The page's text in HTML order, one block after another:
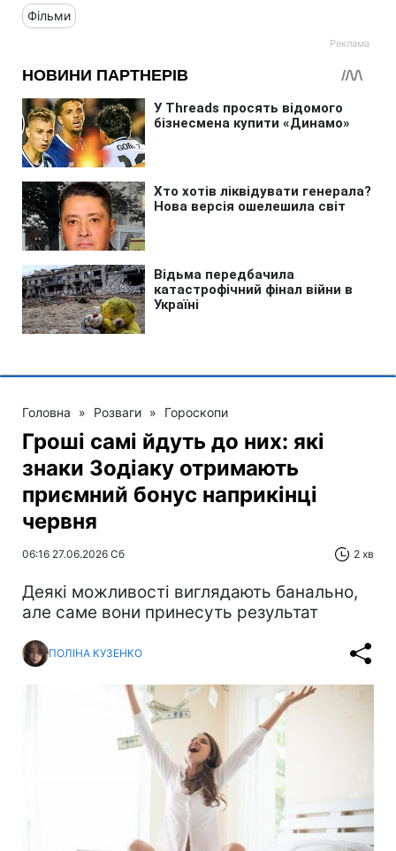
Фільми
Головна » Розваги » Гороскопи
Гроші самі йдуть до них: які
знаки Зодіаку отримають
приємний бонус наприкінці
червня
06:16 27.06.2026 Сб 2 хв
Деякі можливості виглядають банально,
але саме вони принесуть результат
ПОЛІНА КУЗЕНКО